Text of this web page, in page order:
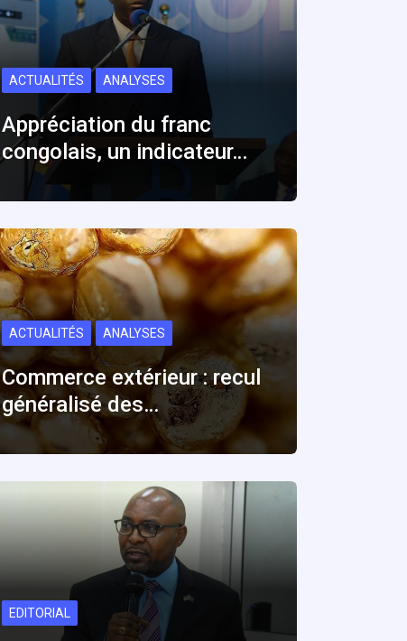
ACTUALITÉS ANALYSES
Appréciation du franc
congolais, un indicateur…
ACTUALITÉS ANALYSES
Commerce extérieur : recul
généralisé des…
EDITORIAL